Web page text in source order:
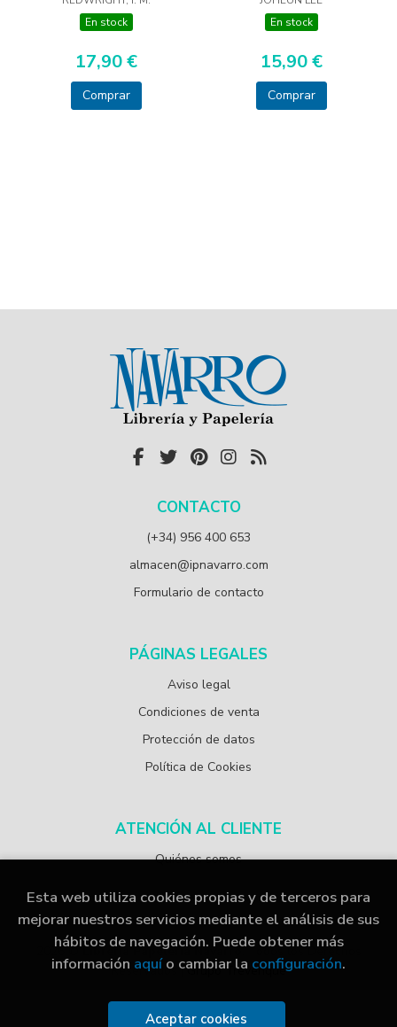
En stock
17,90 €
Comprar
En stock
15,90 €
Comprar
CONTACTO
(+34) 956 400 653
almacen@ipnavarro.com
Formulario de contacto
PÁGINAS LEGALES
Aviso legal
Condiciones de venta
Protección de datos
Política de Cookies
ATENCIÓN AL CLIENTE
Quiénes somos
2026 ©Librería Papelería Navarro. Todos los Derechos
Reservados |Grupo Trevenque
Esta web utiliza cookies propias y de terceros para
mejorar nuestros servicios mediante el análisis de sus
hábitos de navegación. Puede obtener más
información aquío cambiar la configuración.
Aceptar cookies